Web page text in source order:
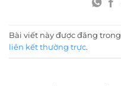
Bài viết này được đăng trong
liên kết thường trực.